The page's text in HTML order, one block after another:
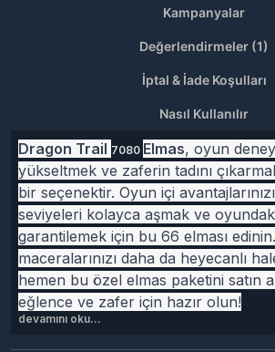
Kampanyalar
Değerlendirmeler (1)
İptal & İade Koşulları
Nasıl Kullanılır
Dragon Trail 7080 Elmas, oyun
yükseltmek ve zaferin tadını
bir seçenektir. Oyun içi
seviyeleri kolayca aşmak ve
garantilemek için bu 66 elması
maceralarınızı daha da heyecanlı
hemen bu özel elmas paketini satın
eğlence ve zafer için hazır olun!
devamını oku...